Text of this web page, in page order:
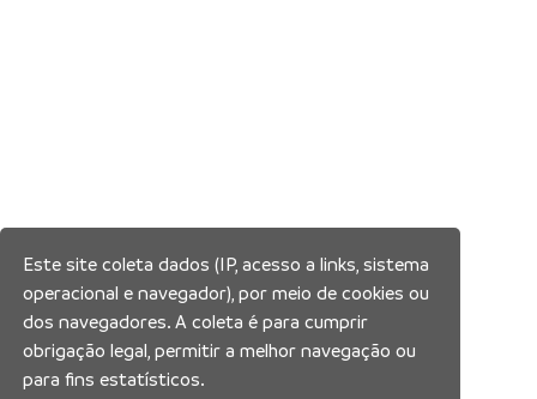
Este site coleta dados (IP, acesso a links, sistema
operacional e navegador), por meio de cookies ou
dos navegadores. A coleta é para cumprir
obrigação legal, permitir a melhor navegação ou
para fins estatísticos.